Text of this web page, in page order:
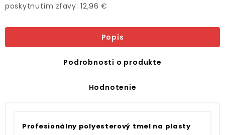
poskytnutím zľavy: 12,96 €
Popis
Podrobnosti o produkte
Hodnotenie
Profesionálny polyesterový tmel na plasty